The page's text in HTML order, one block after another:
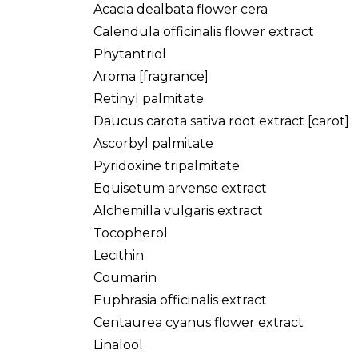
Acacia dealbata flower cera
Calendula officinalis flower extract
Phytantriol
Aroma [fragrance]
Retinyl palmitate
Daucus carota sativa root extract [carot]
Ascorbyl palmitate
Pyridoxine tripalmitate
Equisetum arvense extract
Alchemilla vulgaris extract
Tocopherol
Lecithin
Coumarin
Euphrasia officinalis extract
Centaurea cyanus flower extract
Linalool